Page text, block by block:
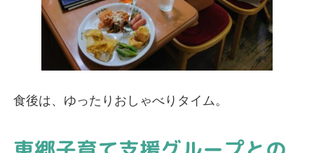
食後は、ゆったりおしゃべりタイム。